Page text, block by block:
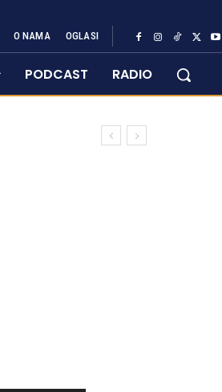
O NAMA OGLASI
PODCAST RADIO